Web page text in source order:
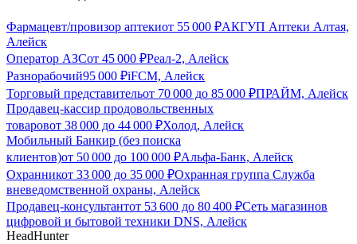
Фармацевт/провизор аптекиот 55 000 ₽АКГУП Аптеки Алтая,
Алейск
Оператор АЗСот 45 000 ₽Реал-2, Алейск
Разнорабочий95 000 ₽iFCM, Алейск
Торговый представительот 70 000 до 85 000 ₽ПРАЙМ, Алейск
Продавец-кассир продовольственных
товаровот 38 000 до 44 000 ₽Холод, Алейск
Мобильный Банкир (без поиска
клиентов)от 50 000 до 100 000 ₽Альфа-Банк, Алейск
Охранникот 33 000 до 35 000 ₽Охранная группа Служба
вневедомственной охраны, Алейск
Продавец-консультантот 53 600 до 80 400 ₽Сеть магазинов
цифровой и бытовой техники DNS, Алейск
HeadHunter